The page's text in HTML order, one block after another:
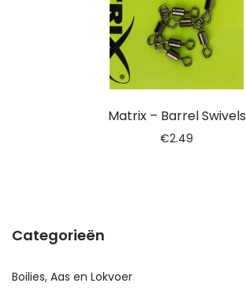
Matrix – Barrel Swivels
€2.49
Categorieën
Boilies, Aas en Lokvoer